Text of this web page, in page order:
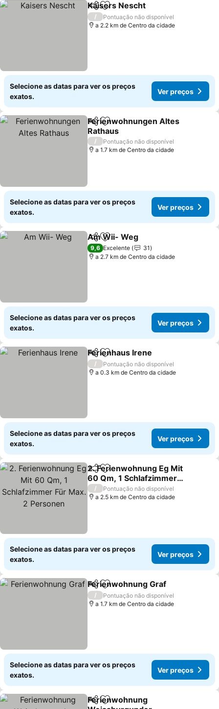
PartilharAdicionar aos favoritos
Kaisers Nescht
/
Pontuação não disponível
a 2.2 km de Centro da cidade
Selecione as datas para ver os preços
exatos.
Ver preços
PartilharAdicionar aos favoritos
Ferienwohnungen Altes
Rathaus
Ver preços
/
Pontuação não disponível
a 1.7 km de Centro da cidade
Selecione as datas para ver os preços
exatos.
Ver preços
PartilharAdicionar aos favoritos
Am Wii- Weg
9,6 Excelente
31
a 2.7 km de Centro da cidade
Selecione as datas para ver os preços
exatos.
Ver preços
PartilharAdicionar aos favoritos
Ferienhaus Irene
/
Pontuação não disponível
a 0.3 km de Centro da cidade
Selecione as datas para ver os preços
exatos.
Ver preços
PartilharAdicionar aos favoritos
2. Ferienwohnung Eg Mit
60 Qm, 1 Schlafzimmer
Für Max. 2 Personen
Ver preços
/
Pontuação não disponível
a 2.5 km de Centro da cidade
Selecione as datas para ver os preços
exatos.
Ver preços
PartilharAdicionar aos favoritos
Ferienwohnung Graf
/
Pontuação não disponível
a 1.7 km de Centro da cidade
Selecione as datas para ver os preços
exatos.
Ver preços
PartilharAdicionar aos favoritos
Ferienwohnung